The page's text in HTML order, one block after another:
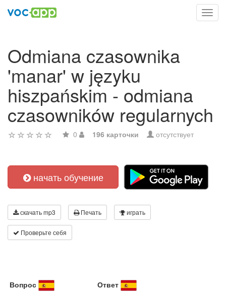
Odmiana czasownika
'manar' w języku
hiszpańskim - odmiana
czasowników regularnych
0 196 карточки отсутствует
начать обучение
скачать mp3 Печать играть
Проверьте себя
Вопрос Ответ